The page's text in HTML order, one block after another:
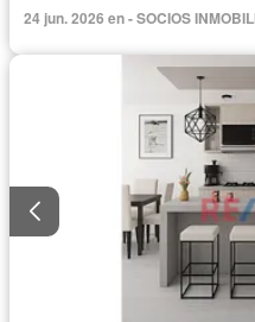
Acceso para personas con
Caseta de vigilancia
Permite mascotas
24 jun. 2026 en - SOCIOS